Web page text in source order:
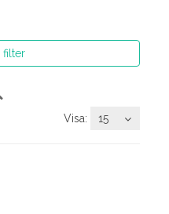
filter
Visa:
15